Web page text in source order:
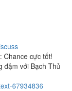
Chance cực tốt!
đậm với Bạch Thủ
67934836